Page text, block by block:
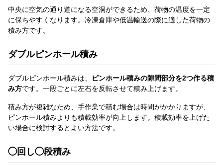
中央に空気の通り道になる空洞ができるため、荷物の温度を一定
に保ちやすくなります。冷凍倉庫や低温輸送の際に適した荷物の
積み方です。
ダブルピンホール積み
ダブルピンホール積みは、
ピンホール積みの隙間部分を2つ作る積
み方です。一段ごとに左右を反転させて積み上げます。
積み方が複雑なため、手作業で積む場合は時間がかかりますが、
ピンホール積みよりも積載効率が向上します。積載効率を上げた
い場合に検討するとよい方法です。
◯回し◯段積み